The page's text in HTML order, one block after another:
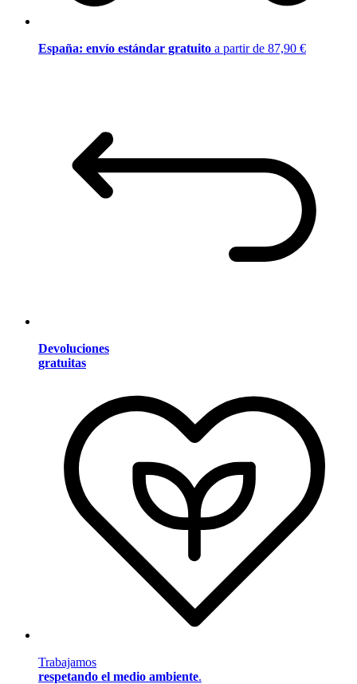
España: envío estándar gratuito a partir de 87,90 €
Devoluciones
gratuitas
Trabajamos
respetando el medio ambiente.